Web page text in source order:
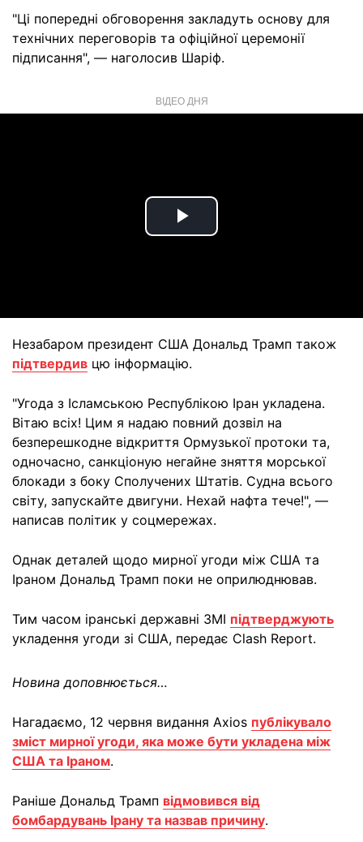
"Ці попередні обговорення закладуть основу для
технічних переговорів та офіційної церемонії
підписання", — наголосив Шаріф.
ВІДЕО ДНЯ
Play
Незабаром президент США Дональд Трамп також
підтвердив цю інформацію.
"Угода з Ісламською Республікою Іран укладена.
Вітаю всіх! Цим я надаю повний дозвіл на
безперешкодне відкриття Ормузької протоки та,
одночасно, санкціоную негайне зняття морської
блокади з боку Сполучених Штатів. Судна всього
світу, запускайте двигуни. Нехай нафта тече!", —
написав політик у соцмережах.
Однак деталей щодо мирної угоди між США та
Іраном Дональд Трамп поки не оприлюднював.
Тим часом іранські державні ЗМІ підтверджують
укладення угоди зі США, передає Clash Report.
Новина доповнюється…
Нагадаємо, 12 червня видання Axios публікувало
зміст мирної угоди, яка може бути укладена між
США та Іраном.
Раніше Дональд Трамп відмовився від
бомбардувань Ірану та назвав причину.